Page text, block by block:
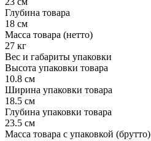
Глубина товара
18 см
Масса товара (нетто)
27 кг
Вес и габариты упаковки
Высота упаковки товара
10.8 см
Ширина упаковки товара
18.5 см
Глубина упаковки товара
23.5 см
Масса товара с упаковкой (брутто)